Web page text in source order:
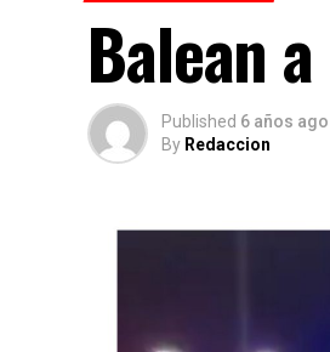
Balean
Published 6 años ago
By Redaccion